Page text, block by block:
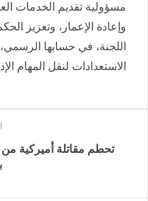
مسؤولية تقديم الخدمات
وإعادة الإعمار، وتعزيز
اللجنة، في حسابها
الاستعدادات لنقل المهام